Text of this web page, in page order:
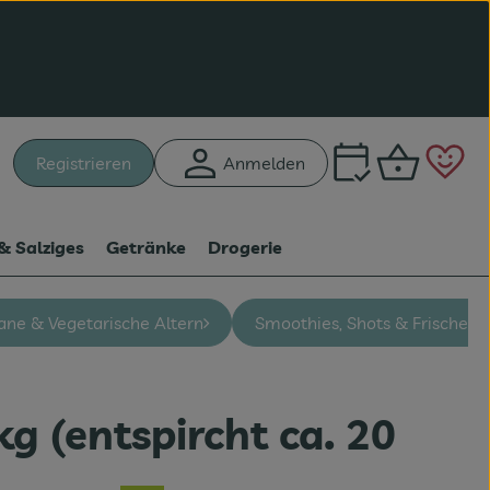
Registrieren Anmelden
Salziges Getränke Drogerie
& Vegetarische Altern Smoothies, Shots & Frische
(entspircht ca. 20